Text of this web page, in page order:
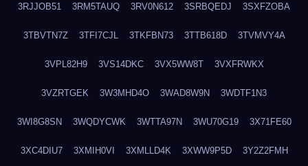
3RJJOB51 3RM5TAUQ 3RV0N612 3SRBQEDJ 3SXFZOBA
3TBVTN7Z 3TFI7CJL 3TKFBN73 3TTB618D 3TVMVY4A
3VPL82H9 3VS14DKC 3VX5WW8T 3VXFRWKX
3VZRTGEK 3W3MHD4O 3WAD8W9N 3WDTF1N3
3WI8G8SN 3WQDYCWK 3WTTA97N 3WU70G19 3X71FE60
3XC4DIU7 3XMIH0VI 3XMLLD4K 3XWW9P5D 3Y2Z2FMH